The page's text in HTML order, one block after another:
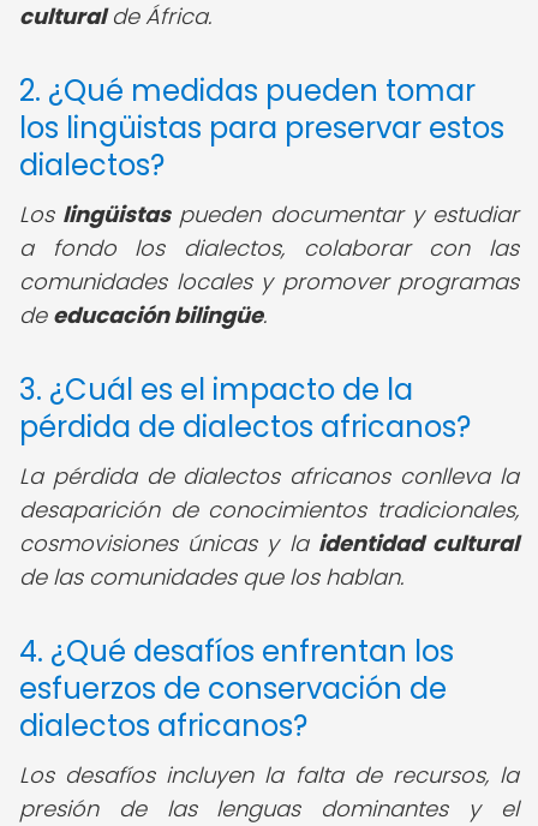
culturalde África.
2. ¿Qué medidas pueden tomar
los lingüistas para preservar estos
dialectos?
Los lingüistaspueden documentar y estudiar
a fondo los dialectos, colaborar con las
comunidades locales y promover programas
de educación bilingüe.
3. ¿Cuál es el impacto de la
pérdida de dialectos africanos?
La pérdida de dialectos africanos conlleva la
desaparición de conocimientos tradicionales,
cosmovisiones únicas y la identidad cultural
de las comunidades que los hablan.
4. ¿Qué desafíos enfrentan los
esfuerzos de conservación de
dialectos africanos?
Los desafíos incluyen la falta de recursos, la
presión de las lenguas dominantes y el